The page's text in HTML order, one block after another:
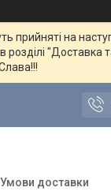
прийняті на
розділі
Умови доставки